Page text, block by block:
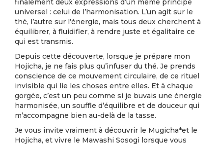
finalement deux expressions d’un même principe
universel : celui de l’harmonisation. L’un agit sur le
thé, l’autre sur l’énergie, mais tous deux cherchent à
équilibrer, à fluidifier, à rendre juste et égalitaire ce
qui est transmis.
Depuis cette découverte, lorsque je prépare mon
Hojicha, je ne fais plus qu’infuser du thé. Je prends
conscience de ce mouvement circulaire, de ce rituel
invisible qui lie les choses entre elles. Et à chaque
gorgée, c’est un peu comme si je buvais une énergie
harmonisée, un souffle d’équilibre et de douceur qui
m’accompagne bien au-delà de la tasse.
Je vous invite vraiment à découvrir le Mugicha*et le
Hojicha, et vivre le Mawashi Sosogi lorsque vous